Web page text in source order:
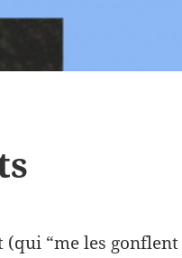
“me les gonflent